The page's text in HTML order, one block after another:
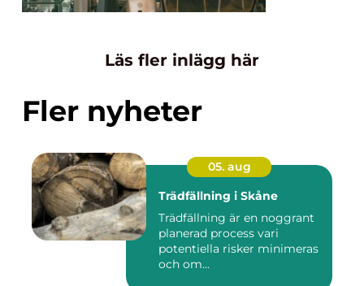
Läs fler inlägg här
Fler nyheter
05. aug
Trädfällning i Skåne
Trädfällning är en noggrant
planerad process vari
potentiella risker minimeras
och om...